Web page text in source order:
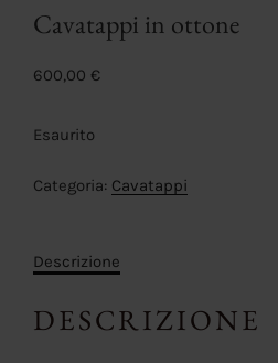
Cavatappi in ottone
600,00 €
Esaurito
Categoria: Cavatappi
Descrizione
DESCRIZIONE